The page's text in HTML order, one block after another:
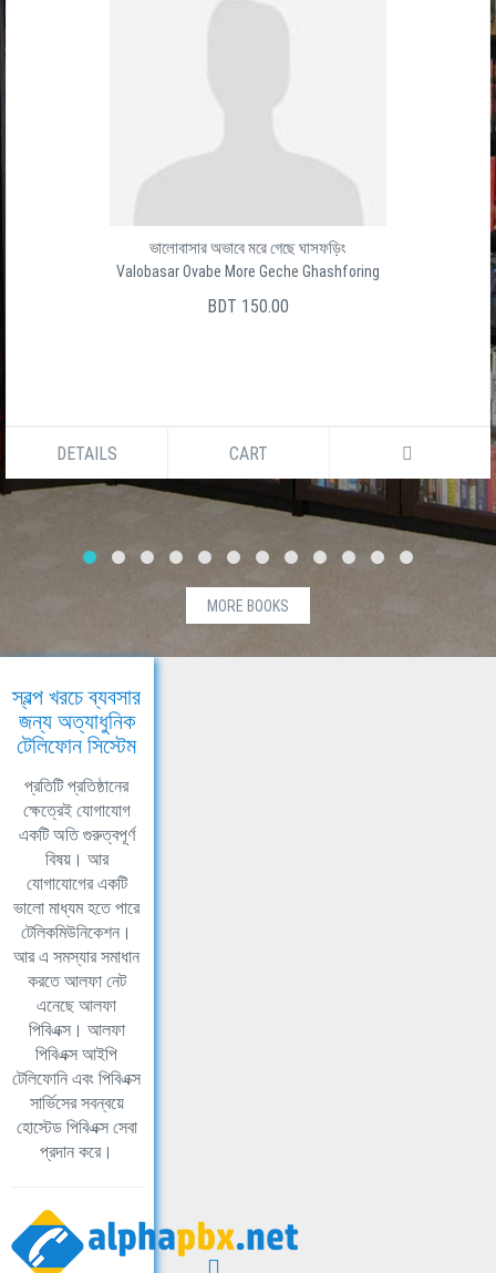
ভালোবাসার অভাবে মরে গেছে ঘাসফড়িং
Valobasar Ovabe More Geche Ghashforing
BDT 150.00
DETAILS CART
MORE BOOKS
স্বল্প খরচে ব্যবসার
জন্য অত্যাধুনিক
টেলিফোন সিস্টেম
প্রতিটি প্রতিষ্ঠানের
ক্ষেত্রেই যোগাযোগ
একটি অতি গুরুত্বপূর্ণ
বিষয়। আর
যোগাযোগের একটি
ভালো মাধ্যম হতে পারে
টেলিকমিউনিকেশন।
আর এ সমস্যার সমাধান
করতে আলফা নেট
এনেছে আলফা
পিবিএক্স। আলফা
পিবিএক্স আইপি
টেলিফোনি এবং পিবিএক্স
সার্ভিসের সবন্বয়ে
হোস্টেড পিবিএক্স সেবা
প্রদান করে।